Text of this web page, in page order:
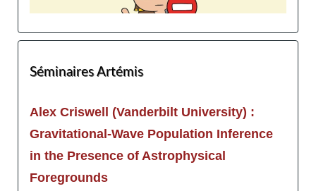
Séminaires Artémis
Alex Criswell (Vanderbilt University) :
Gravitational-Wave Population Inference
in the Presence of Astrophysical
Foregrounds